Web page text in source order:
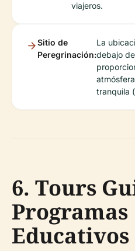
viajeros.
Sitio de
Peregrinación:
La
debajo
tranquila (
6. Tours
Programas
Educativos